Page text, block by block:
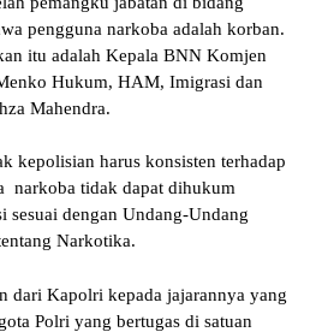
pengguna narkoba adalah korban.
itu adalah Kepala BNN Komjen
Hukum, HAM, Imigrasi dan
Mahendra.
kepolisian harus konsisten terhadap
narkoba tidak dapat dihukum
sesuai dengan Undang-Undang
Narkotika.
dari Kapolri kepada jajarannya yang
Polri yang bertugas di satuan